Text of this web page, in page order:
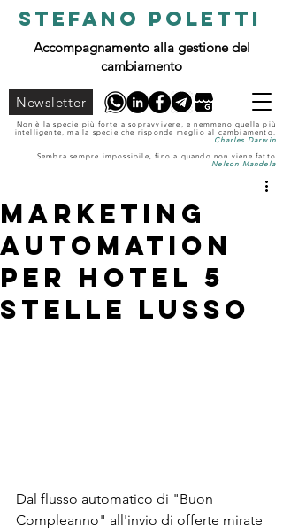
STEFANO POLETTI
Accompagnamento alla gestione del
cambiamento
Newsletter
Non è la specie più forte a sopravvivere, e nemmeno quella più
intelligente, ma la specie che risponde meglio al cambiamento.
Charles Darwin
Sembra sempre impossibile, fino a quando non viene fatto
Nelson Mandela
Marketing
Automation
per Hotel 5
stelle Lusso
Dal flusso automatico di "Buon
Compleanno" all'invio di offerte mirate